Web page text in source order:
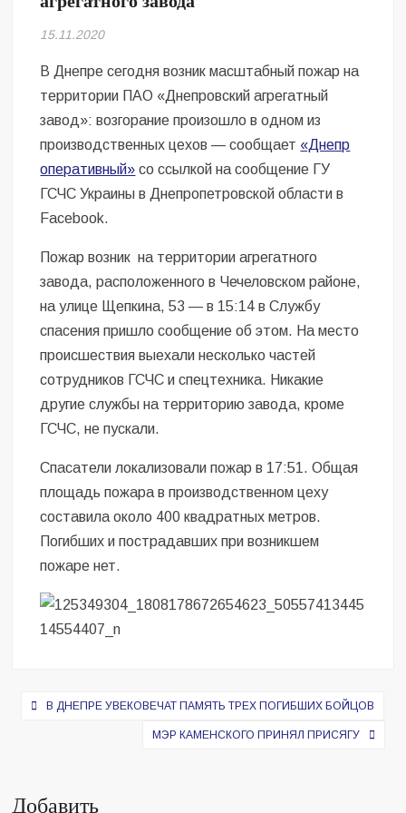
Безугла закликає валити Сирського
сучасну моду
Командувач ВМС Неїжпапа закликав не дестабілізувати ситуацію
навколо керівництва армії
15.11.2020
В Днепре сегодня возник масштабный пожар на
территории ПАО «Днепровский агрегатный
завод»: возгорание произошло в одном из
производственных цехов — сообщает «Днепр
оперативный» со ссылкой на сообщение ГУ
ГСЧС Украины в Днепропетровской области в
Facebook.
Пожар возник на территории агрегатного
завода, расположенного в Чечеловском районе,
на улице Щепкина, 53 — в 15:14 в Службу
спасения пришло сообщение об этом. На место
происшествия выехали несколько частей
сотрудников ГСЧС и спецтехника. Никакие
другие службы на территорию завода, кроме
ГСЧС, не пускали.
Спасатели локализовали пожар в 17:51. Общая
площадь пожара в производственном цеху
составила около 400 квадратных метров.
Погибших и пострадавших при возникшем
пожаре нет.
Навигация
В ДНЕПРЕ УВЕКОВЕЧАТ ПАМЯТЬ ТРЕХ ПОГИБШИХ БОЙЦОВ
МЭР КАМЕНСКОГО ПРИНЯЛ ПРИСЯГУ
Добавить